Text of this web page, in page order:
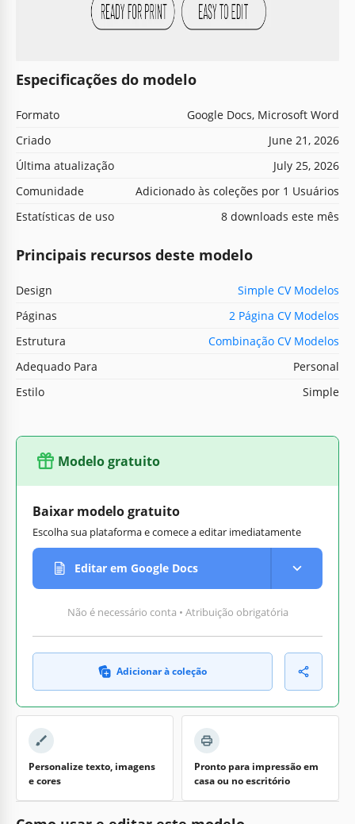
Especificações do modelo
Formato
Google Docs, Microsoft Word
Criado
June 21, 2026
Última atualização
July 25, 2026
Comunidade
Adicionado às coleções por 1 Usuários
Estatísticas de uso
8 downloads este mês
Principais recursos deste modelo
Design
Simple CV Modelos
Páginas
2 Página CV Modelos
Estrutura
Combinação CV Modelos
Adequado Para
Personal
Estilo
Simple
Modelo gratuito
Baixar modelo gratuito
Escolha sua plataforma e comece a editar imediatamente
Editar em Google Docs
Não é necessário conta • Atribuição obrigatória
Adicionar à coleção
Personalize texto, imagens
e cores
Pronto para impressão em
casa ou no escritório